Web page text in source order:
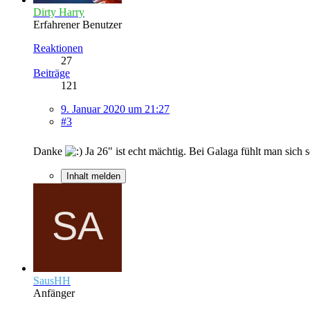
Dirty Harry
Erfahrener Benutzer
Reaktionen
27
Beiträge
121
9. Januar 2020 um 21:27
#3
Danke Ja 26" ist echt mächtig. Bei Galaga fühlt man sich
Inhalt melden
SausHH
Anfänger